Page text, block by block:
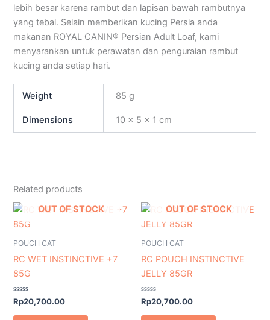
lebih besar karena rambut dan lapisan bawah rambutnya
yang tebal. Selain memberikan kucing Persia anda
makanan ROYAL CANIN® Persian Adult Loaf, kami
menyarankan untuk perawatan dan penguraian rambut
kucing anda setiap hari.
Weight 85 g
Dimensions 10 × 5 × 1 cm
Related products
OUT OF STOCK
POUCH CAT
RC WET INSTINCTIVE +7
85G
Rated
0
out
Rp20,700.00
OUT OF STOCK
POUCH CAT
RC POUCH INSTINCTIVE
JELLY 85GR
Rated
0
out
Rp20,700.00